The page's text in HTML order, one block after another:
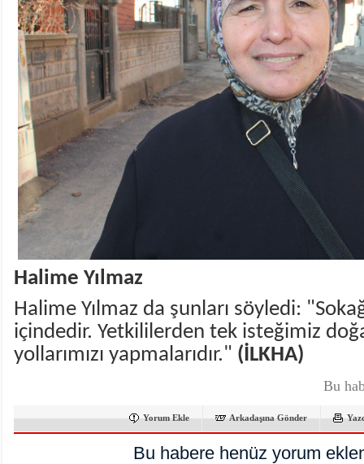
Halime Yılmaz
Halime Yılmaz da şunları söyledi:
içindedir. Yetkililerden tek isteğimiz
yollarımızı yapmalarıdır." (İLKHA)
Bu
Yorum Ekle Arkadaşına Gönder
Bu habere henüz yorum